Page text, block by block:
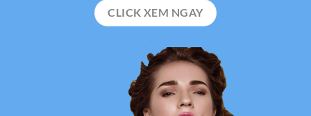
CLICK XEM NGAY